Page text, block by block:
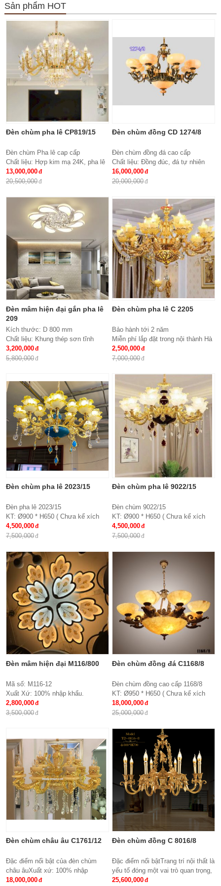
Sản phẩm HOT
Đèn chùm pha lê CP819/15
Đèn chùm Pha lê cap cấp
Chất liệu: Hợp kim mạ 24K, pha lê
K9 cao cấp
Số lượng tay : 15 tay
Bóng đèn: Bóng led tiết kiệm điện
Bảo hành: 2 năm
13,000,000
20,500,000
Đèn chùm đồng CD 1274/8
Đèn chùm đồng đá cao cấp
Chất liệu: Đồng đúc, đá tự nhiên
cao cấp
KT: Ø850 * H600
kiệm điện E27*8
Bảo hành: 2 năm
16,000,000
20,000,000
Đèn mâm hiện đại gắn pha lê
209
Kích thước: D 800 mm
Chất liệu: Khung thép sơn tĩnh
điện, meka, hạt pha lê
Đèn: Led siêu tiết kiệm điện đổi
3,200,000
5,800,000
Đèn chùm pha lê C 2205
Bảo hành tới 2 năm
Miễn phí lắp đặt trong nội thành Hà
Nội
Giao hàng toàn quốc
Kích thước: Phi 900*H650, 15 tay
2,500,000
7,000,000
Đèn chùm pha lê 2023/15
Đèn pha lê 2023/15
KT: Ø900 * H650 ( Chưa kể xích
treo )
Bóng đèn: E27*15
tinh đính hạt pha lê
Bảo hành: 2 năm
4,500,000
7,500,000
Đèn chùm pha lê 9022/15
Đèn chùm 9022/15
KT: Ø900 * H650 ( Chưa kể xích
treo )
Chất liệu: Hợp kim, chao thủy tinh,
Bóng đèn: E27*15
Bảo hành: 2 năm
4,500,000
7,500,000
Đèn mâm hiện đại M116/800
Mã số: M116-12
Xuất Xứ: 100% nhập khẩu.
Thiết kế: Đèn mâm Led tròn
Kích thước: Ø800x H 150 mm
Điều khiển từ xa: Đi kèm nhiều chế
độ
Ứng dụng: Hiệu Quả Cho Phòng
Khách, chung cư, nhà riêng, văn
phòng …
2,800,000
3,500,000
Đèn chùm đồng đá C1168/8
Đèn chùm đồng cao cấp 1168/8
KT: Ø950 * H650 ( Chưa kể xích
treo )
Bóng đèn: E27*8
18,000,000
25,000,000
Đèn chùm châu âu C1761/12
Đặc điểm nổi bật của đèn chùm
châu âuXuất xứ: 100% nhập
khẩuKích thước: Phi 950 x
18,000,000
Đèn chùm đồng C 8016/8
Đặc điểm nổi bậtTrang trí nội thất là
yếu tố đóng một vai trò quan trọng,
đem lại những giá trị thực sự cho
25,600,000